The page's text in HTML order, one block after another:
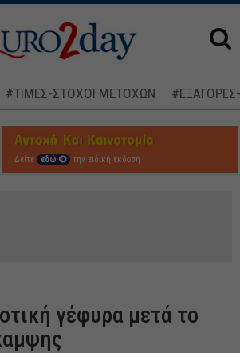
#ΤΙΜΕΣ-ΣΤΟΧΟΙ ΜΕΤΟΧΩΝ
Δείτε εδώ την ειδική έκδοση
γέφυρα μετά το